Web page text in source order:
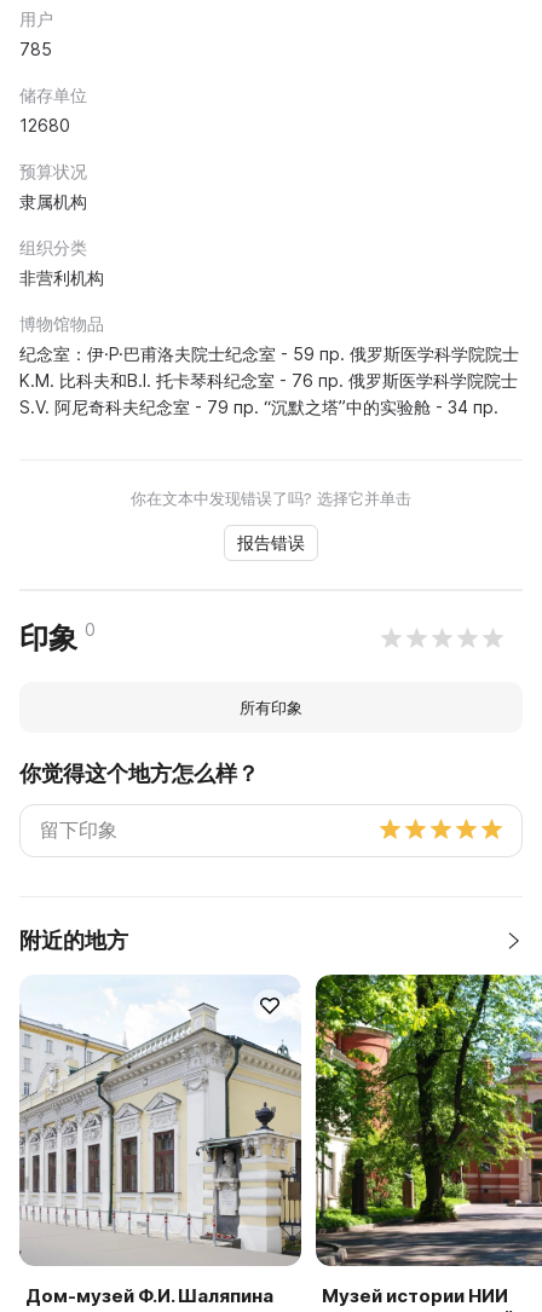
用户
785
储存单位
12680
预算状况
隶属机构
组织分类
非营利机构
博物馆物品
纪念室：伊·P·巴甫洛夫院士纪念室 - 59 пр. 俄罗斯医学科学院院士
K.M. 比科夫和B.I. 托卡琴科纪念室 - 76 пр. 俄罗斯医学科学院院士
S.V. 阿尼奇科夫纪念室 - 79 пр. “沉默之塔”中的实验舱 - 34 пр.
你在文本中发现错误了吗? 选择它并单击
报告错误
印象 0
所有印象
你觉得这个地方怎么样？
附近的地方
Дом-музей Ф.И. Шаляпина
Музей истории НИИ